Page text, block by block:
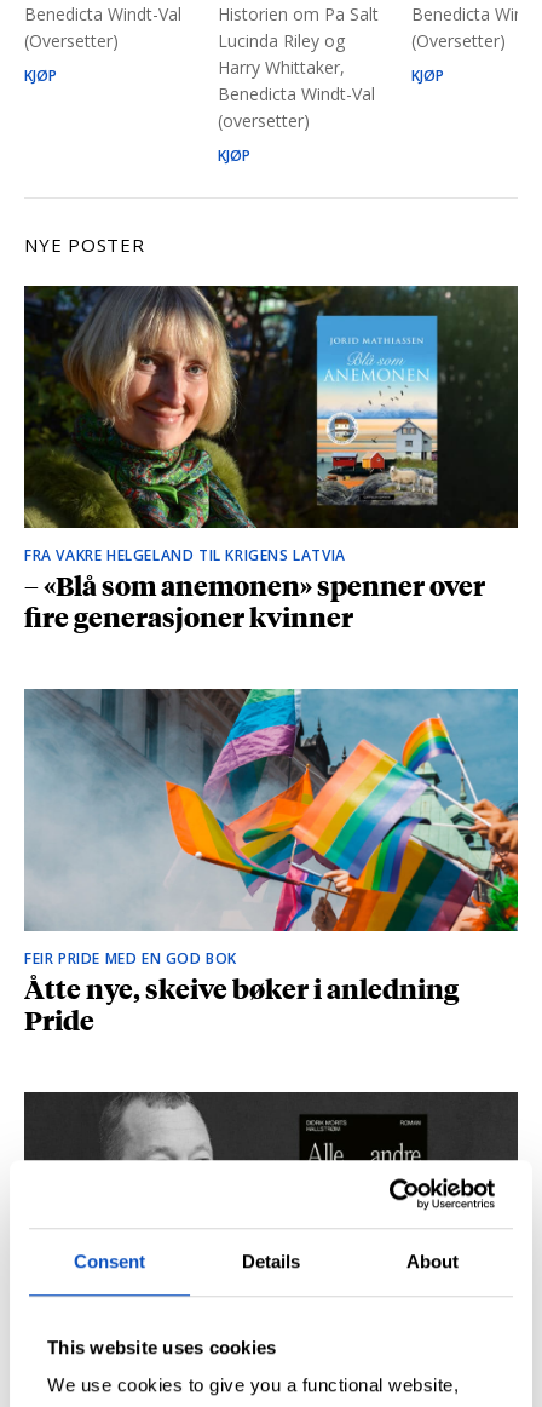
Consent Details About
This website uses cookies
We use cookies to give you a functional website,
Benedicta Windt-Val
(Oversetter)
KJØP
Historien om Pa Salt
Lucinda Riley og
Harry Whittaker,
Benedicta Windt-Val
(oversetter)
KJØP
Benedicta
(Oversetter)
KJØP
NYE POSTER
FRA VAKRE HELGELAND TIL KRIGENS LATVIA
– «Blå som anemonen» spenner over
fire generasjoner kvinner
FEIR PRIDE MED EN GOD BOK
Åtte nye, skeive bøker i anledning
Pride
SÅ DU NRK-DOKUMENTAREN «AGENTEN»?
Didrik M. Hallstrøm: – Alt det med CIA